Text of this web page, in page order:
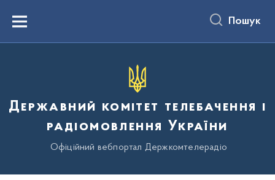
вмістуMenu Пошук
Державний комітет телебачення і
радіомовлення України
Офіційний вебпортал Держкомтелерадіо